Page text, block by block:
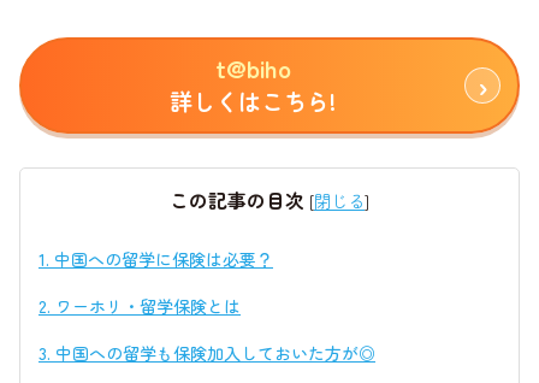
t@biho
詳しくはこちら!
この記事の目次 [閉じる]
1. 中国への留学に保険は必要？
2. ワーホリ・留学保険とは
3. 中国への留学も保険加入しておいた方が◎